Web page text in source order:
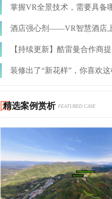
掌握VR全景技术，需要具备
【持续更新】酷雷曼合作商
精选案例赏析 FEATURED CASE